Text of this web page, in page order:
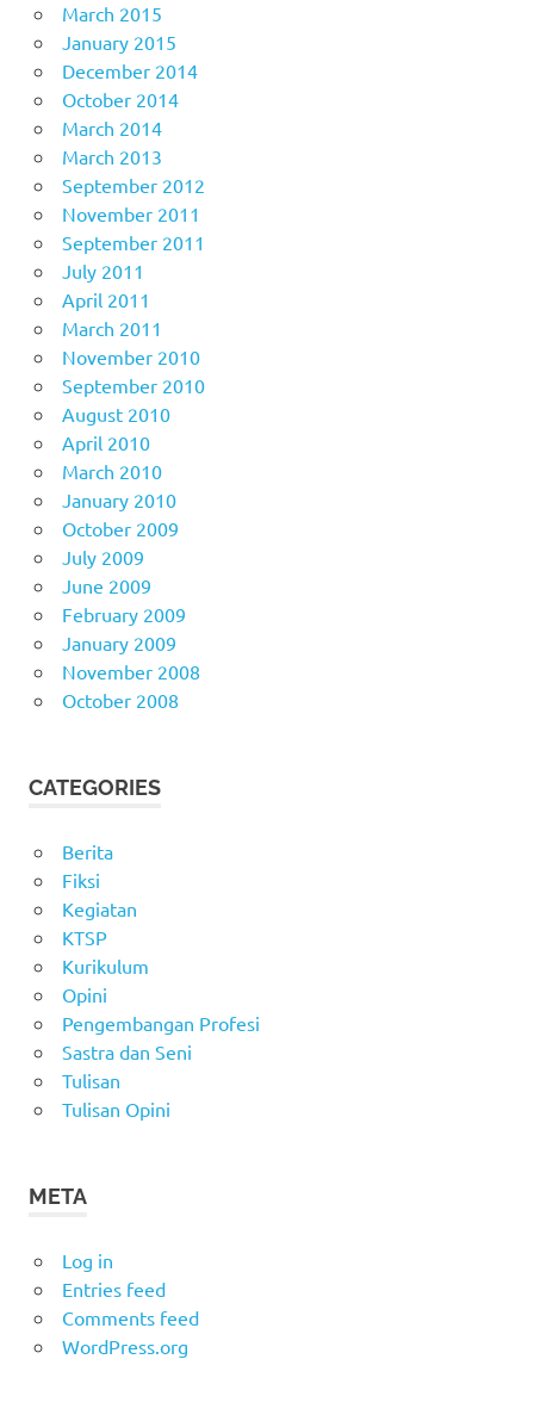
March 2015
January 2015
December 2014
October 2014
March 2014
March 2013
September 2012
November 2011
September 2011
July 2011
April 2011
March 2011
November 2010
September 2010
August 2010
April 2010
March 2010
January 2010
October 2009
July 2009
June 2009
February 2009
January 2009
November 2008
October 2008
CATEGORIES
Berita
Fiksi
Kegiatan
KTSP
Kurikulum
Opini
Pengembangan Profesi
Sastra dan Seni
Tulisan
Tulisan Opini
META
Log in
Entries feed
Comments feed
WordPress.org